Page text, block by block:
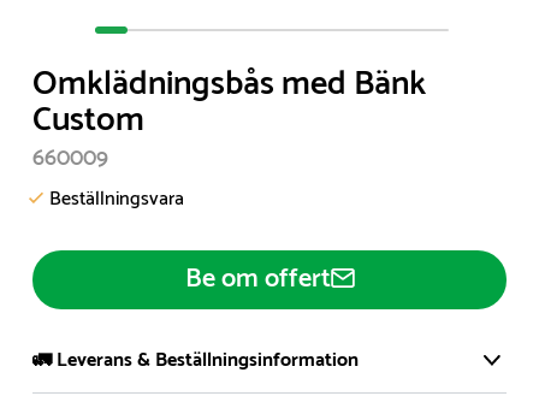
of
11
Omklädningsbås med Bänk
Custom
660009
Beställningsvara
Be om offert
🚛 Leverans & Beställningsinformation